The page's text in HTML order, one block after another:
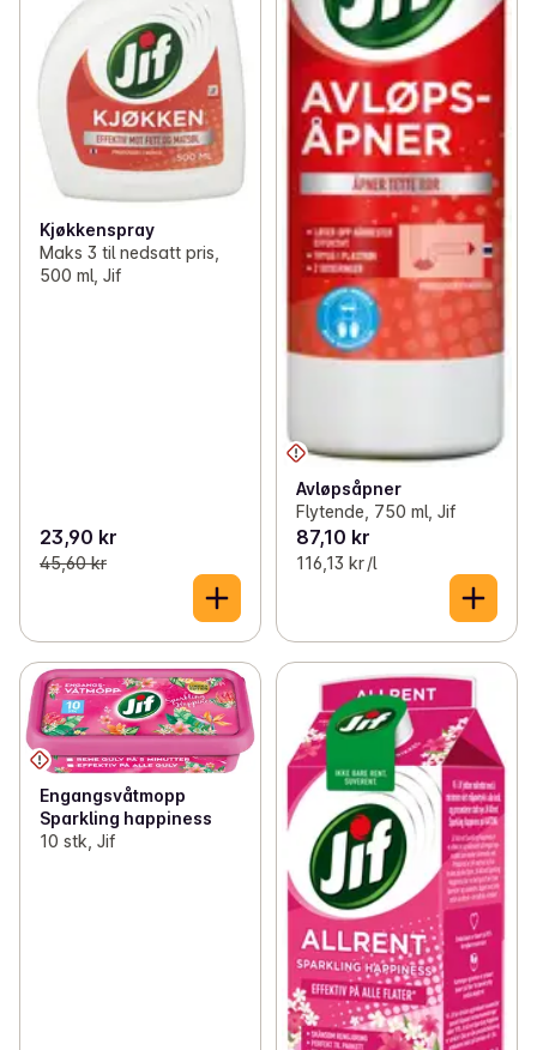
Kjøkkenspray
Maks 3 til nedsatt pris,
500 ml, Jif
23,90 kr
45,60 kr
Avløpsåpner
Flytende, 750 ml, Jif
87,10 kr
116,13 kr /l
Engangsvåtmopp
Sparkling happiness
10 stk, Jif